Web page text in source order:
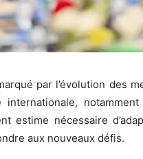
par l’évolution des
notamment
estime nécessaire
aux nouveaux défis.